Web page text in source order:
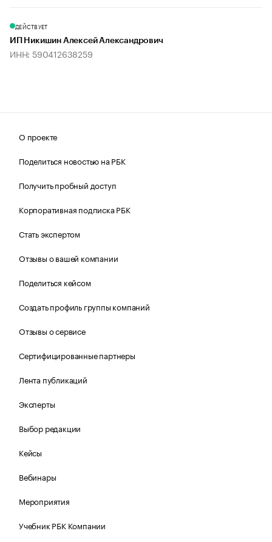
ДЕЙСТВУЕТ
ИП Никишин Алексей Александрович
ИНН: 590412638259
О проекте
Поделиться новостью на РБК
Получить пробный доступ
Корпоративная подписка РБК
Стать экспертом
Отзывы о вашей компании
Поделиться кейсом
Создать профиль группы компаний
Отзывы о сервисе
Сертифицированные партнеры
Лента публикаций
Эксперты
Выбор редакции
Кейсы
Вебинары
Мероприятия
Учебник РБК Компании